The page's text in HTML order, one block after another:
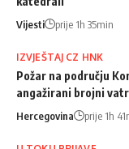
Vijesti prije 1h 35min
IZVJEŠTAJ CZ HNK
Požar na području
angažirani brojni
Hercegovina prije 1h